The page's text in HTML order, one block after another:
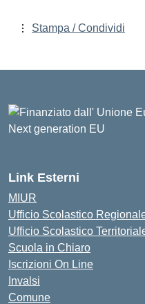
Stampa / Condividi
Link Esterni
MIUR
Ufficio Scolastico
Ufficio Scolastico
Scuola in Chiaro
Iscrizioni On Line
Invalsi
Comune